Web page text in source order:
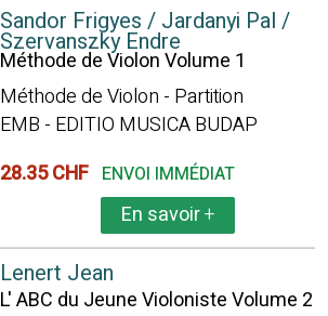
Sandor Frigyes / Jardanyi Pal /
Szervanszky Endre
Méthode de Violon Volume 1
Méthode de Violon - Partition
EMB - EDITIO MUSICA BUDAP
28.35 CHF ENVOI IMMÉDIAT
En savoir+
Lenert Jean
L' ABC du Jeune Violoniste Volume 2